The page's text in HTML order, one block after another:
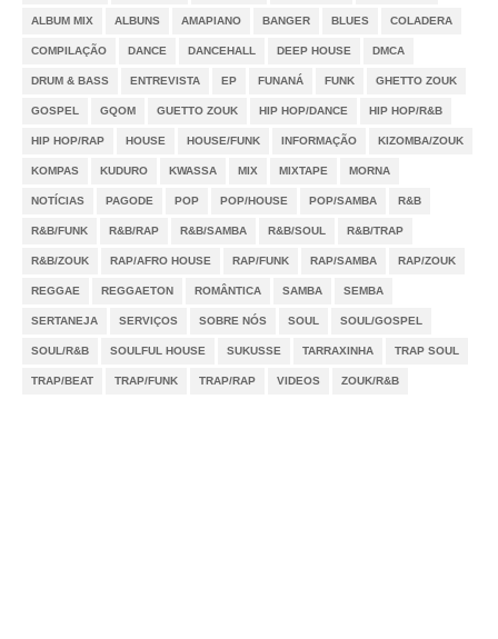
ALBUM MIX ALBUNS AMAPIANO BANGER BLUES COLADERA
COMPILAÇÃO DANCE DANCEHALL DEEP HOUSE DMCA
DRUM & BASS ENTREVISTA EP FUNANÁ FUNK GHETTO ZOUK
GOSPEL GQOM GUETTO ZOUK HIP HOP/DANCE HIP HOP/R&B
HIP HOP/RAP HOUSE HOUSE/FUNK INFORMAÇÃO KIZOMBA/ZOUK
KOMPAS KUDURO KWASSA MIX MIXTAPE MORNA
NOTÍCIAS PAGODE POP POP/HOUSE POP/SAMBA R&B
R&B/FUNK R&B/RAP R&B/SAMBA R&B/SOUL R&B/TRAP
R&B/ZOUK RAP/AFRO HOUSE RAP/FUNK RAP/SAMBA RAP/ZOUK
REGGAE REGGAETON ROMÂNTICA SAMBA SEMBA
SERTANEJA SERVIÇOS SOBRE NÓS SOUL SOUL/GOSPEL
SOUL/R&B SOULFUL HOUSE SUKUSSE TARRAXINHA TRAP SOUL
TRAP/BEAT TRAP/FUNK TRAP/RAP VIDEOS ZOUK/R&B